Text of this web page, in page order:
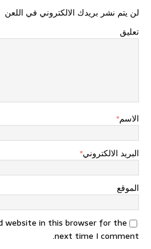
لن يتم نشر بريدك الالكتروني في اللعن
تعليق
الاسم*
البريد الالكتروني*
الموقع
website in this browser for the
next time I comment.